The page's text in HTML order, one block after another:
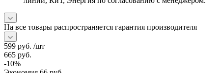
На все товары распространяется гарантия производителя
599 руб. /шт
665 руб.
-10%